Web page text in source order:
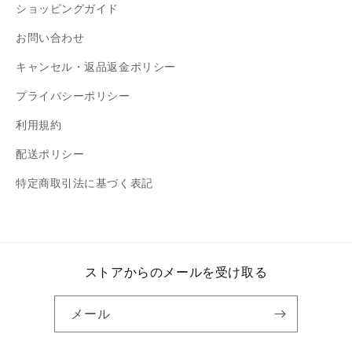
ショッピングガイド
お問い合わせ
キャンセル・返品返金ポリシー
プライバシーポリシー
利用規約
配送ポリシー
特定商取引法に基づく表記
ストアからのメールを受け取る
メール